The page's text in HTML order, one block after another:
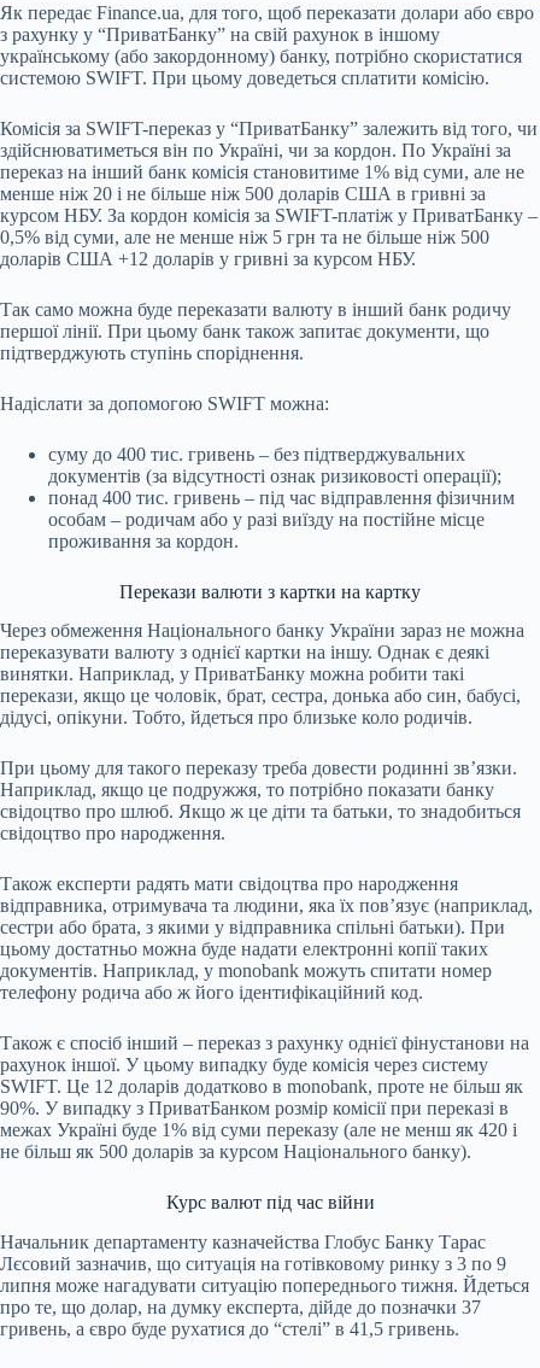
Як передає Finance.ua, для того, щоб переказати долари або євро
з рахунку у “ПриватБанку” на свій рахунок в іншому
українському (або закордонному) банку, потрібно скористатися
системою SWIFT. При цьому доведеться сплатити комісію.
Комісія за SWIFT-переказ у “ПриватБанку” залежить від того, чи
здійснюватиметься він по Україні, чи за кордон. По Україні за
переказ на інший банк комісія становитиме 1% від суми, але не
менше ніж 20 і не більше ніж 500 доларів США в гривні за
курсом НБУ. За кордон комісія за SWIFT-платіж у ПриватБанку –
0,5% від суми, але не менше ніж 5 грн та не більше ніж 500
доларів США +12 доларів у гривні за курсом НБУ.
Так само можна буде переказати валюту в інший банк родичу
першої лінії. При цьому банк також запитає документи, що
підтверджують ступінь споріднення.
Надіслати за допомогою SWIFT можна:
суму до 400 тис. гривень – без підтверджувальних
документів (за відсутності ознак ризиковості операції);
понад 400 тис. гривень – під час відправлення фізичним
особам – родичам або у разі виїзду на постійне місце
проживання за кордон.
Перекази валюти з картки на картку
Через обмеження Національного банку України зараз не можна
переказувати валюту з однієї картки на іншу. Однак є деякі
винятки. Наприклад, у ПриватБанку можна робити такі
перекази, якщо це чоловік, брат, сестра, донька або син, бабусі,
дідусі, опікуни. Тобто, йдеться про близьке коло родичів.
При цьому для такого переказу треба довести родинні зв’язки.
Наприклад, якщо це подружжя, то потрібно показати банку
свідоцтво про шлюб. Якщо ж це діти та батьки, то знадобиться
свідоцтво про народження.
Також експерти радять мати свідоцтва про народження
відправника, отримувача та людини, яка їх пов’язує (наприклад,
сестри або брата, з якими у відправника спільні батьки). При
цьому достатньо можна буде надати електронні копії таких
документів. Наприклад, у monobank можуть спитати номер
телефону родича або ж його ідентифікаційний код.
Також є спосіб інший – переказ з рахунку однієї фінустанови на
рахунок іншої. У цьому випадку буде комісія через систему
SWIFT. Це 12 доларів додатково в monobank, проте не більш як
90%. У випадку з ПриватБанком розмір комісії при переказі в
межах Україні буде 1% від суми переказу (але не менш як 420 і
не більш як 500 доларів за курсом Національного банку).
Курс валют під час війни
Начальник департаменту казначейства Глобус Банку Тарас
Лєсовий зазначив, що ситуація на готівковому ринку з 3 по 9
липня може нагадувати ситуацію попереднього тижня. Йдеться
про те, що долар, на думку експерта, дійде до позначки 37
гривень, а євро буде рухатися до “стелі” в 41,5 гривень.